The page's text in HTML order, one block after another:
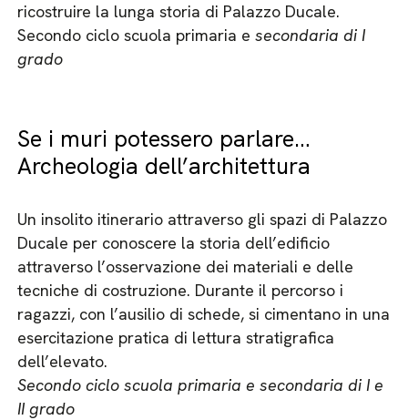
ricostruire la lunga storia di Palazzo Ducale.
Secondo ciclo scuola primaria esecondaria di I
grado
Se i muri potessero parlare…
Archeologia dell’architettura
Un insolito itinerario attraverso gli spazi di Palazzo
Ducale per conoscere la storia dell’edificio
attraverso l’osservazione dei materiali e delle
tecniche di costruzione. Durante il percorso i
ragazzi, con l’ausilio di schede, si cimentano in una
esercitazione pratica di lettura stratigrafica
dell’elevato.
Secondo ciclo scuola primaria e secondaria di I e
II grado